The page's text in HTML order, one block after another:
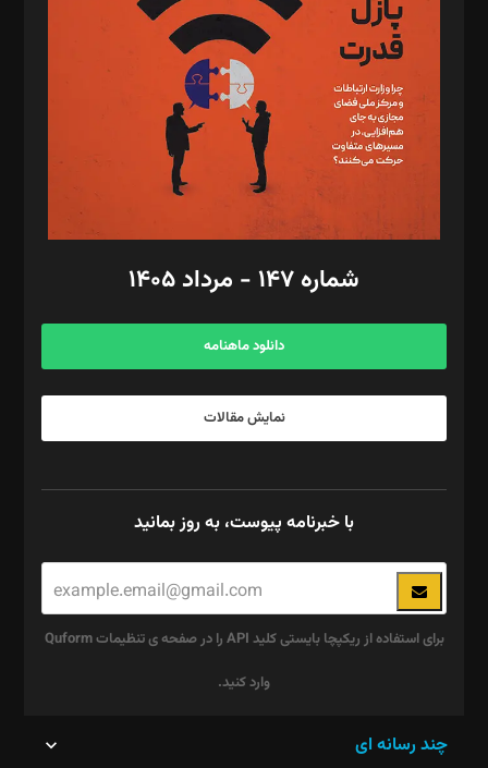
مصطفی مسجدی آرانی، ابوالفضل رجبی، زهرا فکرانه، فائزه فتحی
رستمی،مصطفی باستان
ویرایش: نگار استاد‌‌آقا
طراح یونیفرم: مجید توکلی
فیلمبرداری و عکاسی: امیر شفیعی، مانی لطفی زاده
گرافیک و صفحه‌آرایی: سید‌سبحان‌علی ثابت
مد‌یر توسعه تجاری: کامبیز برید‌
امور مالی: شاپور رهبری، محمد‌ کاظمی‌نیا
آگهی و مشترکین: ۰۹۱۹۹۹۹۰۴۵۴
شماره ۱۴۷ - مرداد ۱۴۰۵
دانلود ماهنامه
نمایش مقالات
با خبرنامه پیوست، به روز بمانید
برای استفاده از ریکپچا بایستی کلید API را در صفحه ی تنظیمات Quform
وارد کنید.
چند رسانه ای